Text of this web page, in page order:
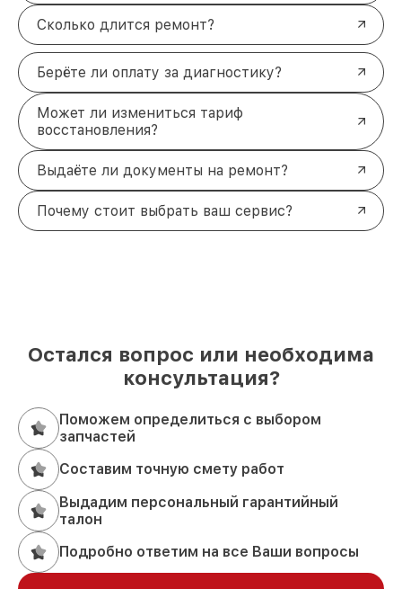
Сколько длится ремонт?
Берёте ли оплату за диагностику?
Может ли измениться тариф
восстановления?
Выдаёте ли документы на ремонт?
Почему стоит выбрать ваш сервис?
Остался вопрос или необходима
консультация?
Поможем определиться с выбором
запчастей
Составим точную смету работ
Выдадим персональный гарантийный
талон
Подробно ответим на все Ваши вопросы